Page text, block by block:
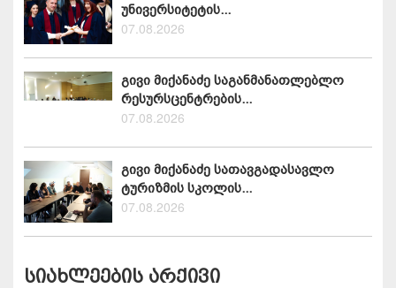
უნივერსიტეტის...
07.08.2026
გივი მიქანაძე საგანმანათლებლო
რესურსცენტრების...
07.08.2026
გივი მიქანაძე სათავგადასავლო
ტურიზმის სკოლის...
07.08.2026
სიახლეების არქივი